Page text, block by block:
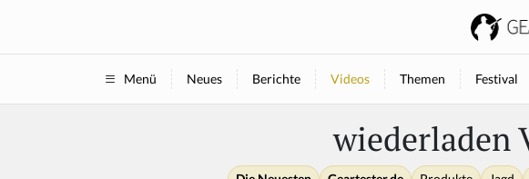
Menü Neues Berichte Videos Themen Festival
wiederladen